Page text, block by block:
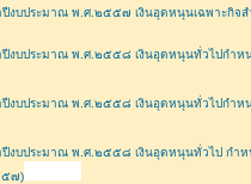
งบประมาณ พ.ศ.๒๕๕๗ เงินอุดหนุนเฉพาะกิจ
ปีงบประมาณ พ.ศ.๒๕๕๘ เงินอุดหนุนทั่วไปกำห
ปีงบประมาณ พ.ศ.๒๕๕๘ เงินอุดหนุนทั่วไปกำห
ปีงบประมาณ พ.ศ.๒๕๕๘ เงินอุดหนุนทั่วไป กำ
๕๗)